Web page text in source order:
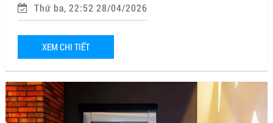
Thứ ba, 22:52 28/04/2026
XEM CHI TIẾT